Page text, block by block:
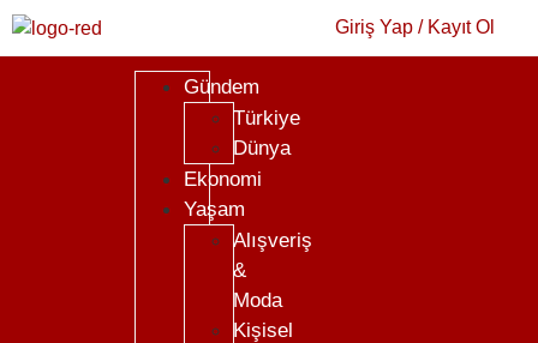
Giriş Yap / Kayıt Ol
Gündem
Türkiye
Dünya
Ekonomi
Yaşam
Alışveriş
&
Moda
Kişisel